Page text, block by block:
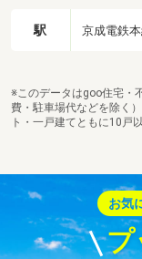
駅 京成電鉄
※このデータはgoo住宅・
費・駐車場代などを除く
ト・一戸建てともに10戸
お気
プ